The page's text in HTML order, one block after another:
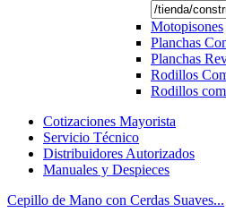
Motopisones
Planchas
Planchas
Rodillos
Rodillos
Cotizaciones Mayorista
Servicio Técnico
Distribuidores Autorizados
Manuales y Despieces
Cepillo de Mano con Cerdas Suaves...